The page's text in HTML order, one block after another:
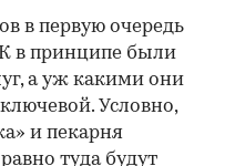
в первую очередь
в принципе были
а уж какими они
Условно,
и пекарня
туда будут